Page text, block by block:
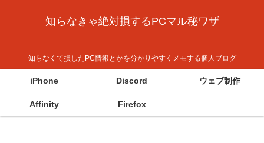
知らなきゃ絶対損するPCマル秘ワザ
知らなくて損したPC情報とかを分かりやすくメモする個人ブログ
iPhone Discord ウェブ制作
Affinity Firefox